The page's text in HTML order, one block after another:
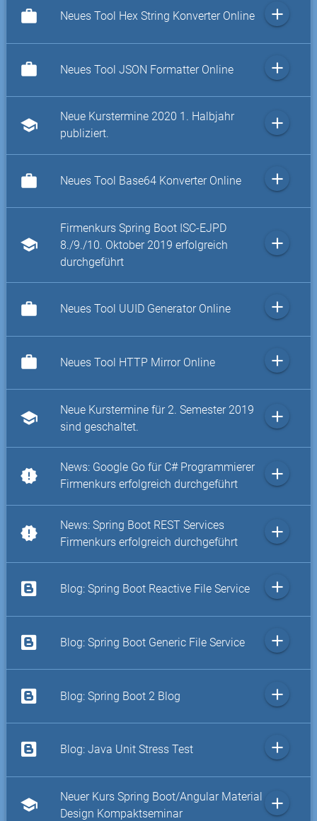
work Neues Tool Hex String Konverter Online add
work Neues Tool JSON Formatter Online add
school
Neue Kurstermine 2020 1. Halbjahr
publiziert.
add
work Neues Tool Base64 Konverter Online add
school
Firmenkurs Spring Boot ISC-EJPD
8./9./10. Oktober 2019 erfolgreich
durchgeführt
add
work Neues Tool UUID Generator Online add
work Neues Tool HTTP Mirror Online add
school
Neue Kurstermine für 2. Semester 2019
sind geschaltet.
add
new_releases
News: Google Go für C# Programmierer
Firmenkurs erfolgreich durchgeführt
add
new_releases
News: Spring Boot REST Services
Firmenkurs erfolgreich durchgeführt
add
Blog: Spring Boot Reactive File Service add
Blog: Spring Boot Generic File Service add
Blog: Spring Boot 2 Blog add
Blog: Java Unit Stress Test add
school
Neuer Kurs Spring Boot/Angular Material
Design Kompaktseminar
add